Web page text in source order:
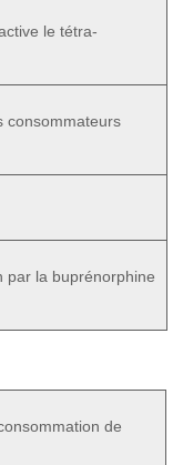
le tétra-
consommateurs
par la buprénorphine
de